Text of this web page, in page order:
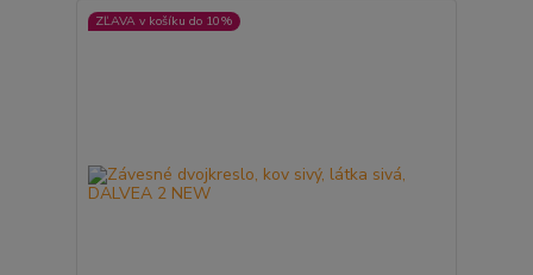
ZĽAVA v košíku do 10%